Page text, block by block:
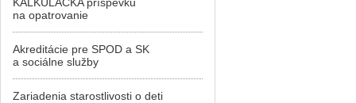
na opatrovanie
Akreditácie pre SPOD a SK
a sociálne služby
Zariadenia starostlivosti o deti